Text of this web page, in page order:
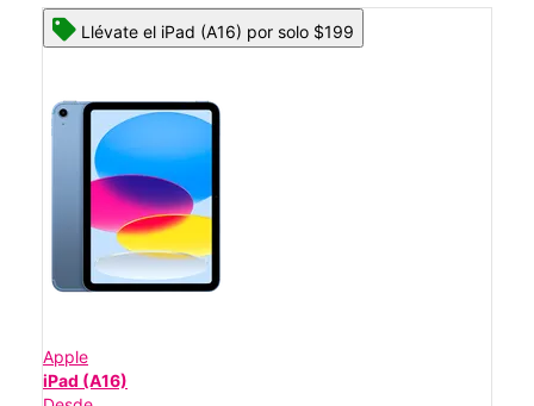
Llévate el iPad (A16) por solo $199
Apple
iPad (A16)